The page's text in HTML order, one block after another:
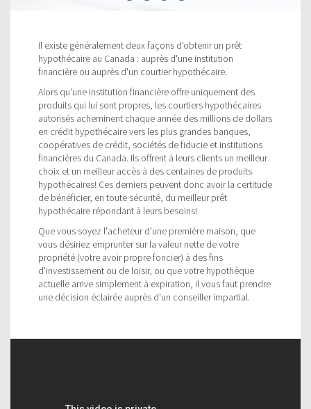
Il existe généralement deux façons d'obtenir un prêt
hypothécaire au Canada : auprès d'une institution
financière ou auprès d'un courtier hypothécaire.
Alors qu'une institution financière offre uniquement des
produits qui lui sont propres, les courtiers hypothécaires
autorisés acheminent chaque année des millions de dollars
en crédit hypothécaire vers les plus grandes banques,
coopératives de crédit, sociétés de fiducie et institutions
financières du Canada. Ils offrent à leurs clients un meilleur
choix et un meilleur accès à des centaines de produits
hypothécaires! Ces derniers peuvent donc avoir la certitude
de bénéficier, en toute sécurité, du meilleur prêt
hypothécaire répondant à leurs besoins!
Que vous soyez l'acheteur d'une première maison, que
vous désiriez emprunter sur la valeur nette de votre
propriété (votre avoir propre foncier) à des fins
d'investissement ou de loisir, ou que votre hypothèque
actuelle arrive simplement à expiration, il vous faut prendre
une décision éclairée auprès d'un conseiller impartial.